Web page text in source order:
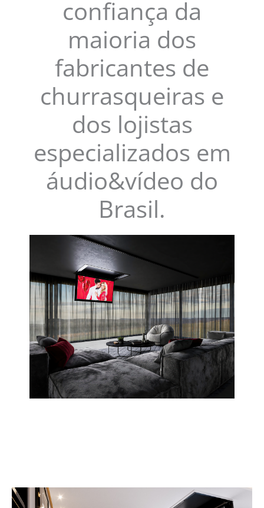
confiança da
maioria dos
fabricantes de
churrasqueiras e
dos lojistas
especializados em
áudio&vídeo do
Brasil.